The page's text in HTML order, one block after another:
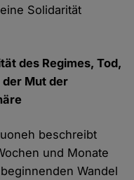
Solidarität
des Regimes, Tod,
Mut der
beschreibt
und Monate
Wandel